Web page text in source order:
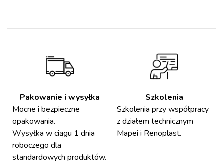
Pakowanie i wysyłka
Mocne i bezpieczne
opakowania.
Wysyłka w ciągu 1 dnia
roboczego dla
standardowych produktów.
Szkolenia
Szkolenia przy współpracy
z działem technicznym
Mapei i Renoplast.